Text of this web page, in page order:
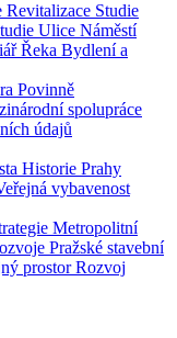
Revitalizace Studie
Ulice Náměstí
Řeka Bydlení a
Povinně
spolupráce
údajů
Historie Prahy
vybavenost
Metropolitní
Pražské stavební
prostorRozvoj